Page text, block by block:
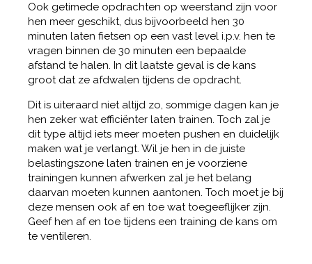
Ook getimede opdrachten op weerstand zijn voor
hen meer geschikt, dus bijvoorbeeld hen 30
minuten laten fietsen op een vast level i.p.v. hen te
vragen binnen de 30 minuten een bepaalde
afstand te halen. In dit laatste geval is de kans
groot dat ze afdwalen tijdens de opdracht.
Dit is uiteraard niet altijd zo, sommige dagen kan je
hen zeker wat efficiënter laten trainen. Toch zal je
dit type altijd iets meer moeten pushen en duidelijk
maken wat je verlangt. Wil je hen in de juiste
belastingszone laten trainen en je voorziene
trainingen kunnen afwerken zal je het belang
daarvan moeten kunnen aantonen. Toch moet je bij
deze mensen ook af en toe wat toegeeflijker zijn.
Geef hen af en toe tijdens een training de kans om
te ventileren.